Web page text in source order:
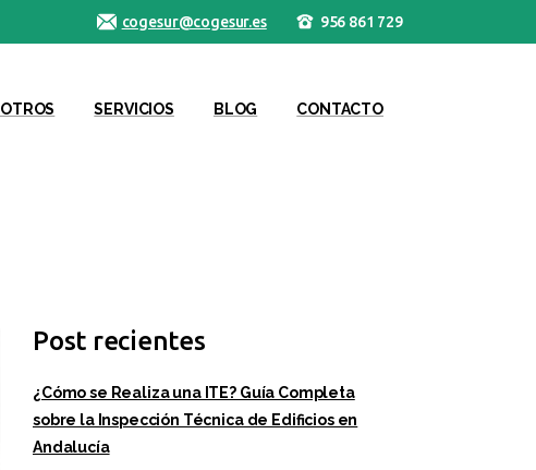
cogesur@cogesur.es 956 861 729
SERVICIOS BLOG CONTACTO
Post recientes
¿Cómo se Realiza una ITE? Guía Completa
sobre la Inspección Técnica de Edificios en
Andalucía